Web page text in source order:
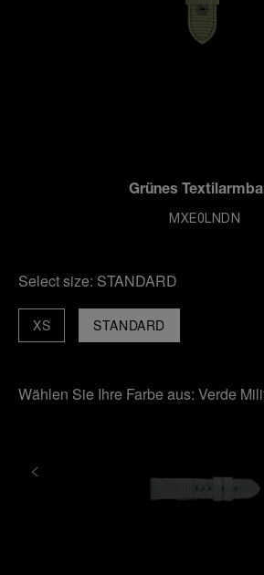
Grünes
MXE0LNDN
Select size: STANDARD
STANDARD
XS
Wählen Sie Ihre Farbe aus: Verde